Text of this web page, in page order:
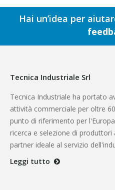
Hai un’idea per
Tecnica Industriale Srl
Tecnica Industriale ha portato
attività commerciale per oltre
punto di riferimento per
ricerca e selezione di produttori
partner ideale al servizio
Leggi tutto